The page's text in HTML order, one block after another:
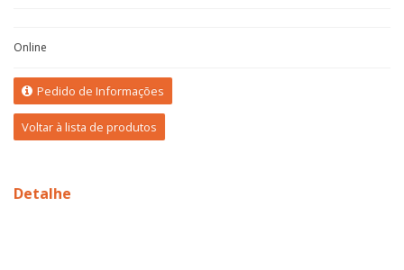
Online
Pedido de Informações
Voltar à lista de produtos
Detalhe